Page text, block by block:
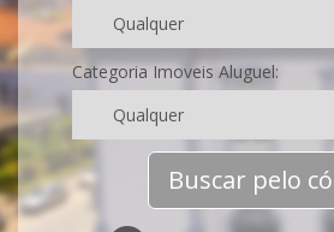
Categoria Imoveis Aluguel:
Buscar pelo